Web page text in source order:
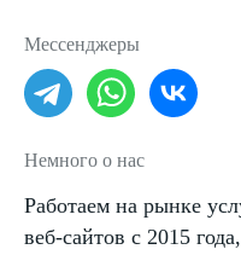
Мессенджеры
Немного о нас
Работаем на рынке
веб-сайтов с 2015